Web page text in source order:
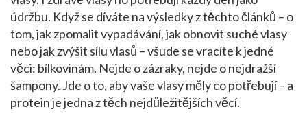
údržbu. Když se díváte na výsledky z těchto článků – o
tom, jak zpomalit vypadávání, jak obnovit suché vlasy
nebo jak zvýšit sílu vlasů – všude se vracíte k jedné
věci: bílkovinám. Nejde o zázraky, nejde o nejdražší
šampony. Jde o to, aby vaše vlasy měly co potřebují – a
protein je jedna z těch nejdůležitějších věcí.